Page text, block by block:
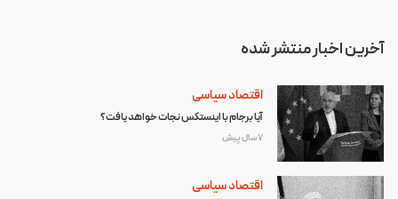
آخرین اخبار منتشر شده
اقتصاد سیاسی
آیا برجام با اینستکس نجات خواهد یافت؟
7 سال پیش
اقتصاد سیاسی